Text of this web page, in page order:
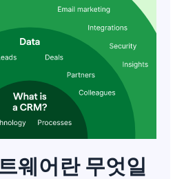
웨어란 무엇일